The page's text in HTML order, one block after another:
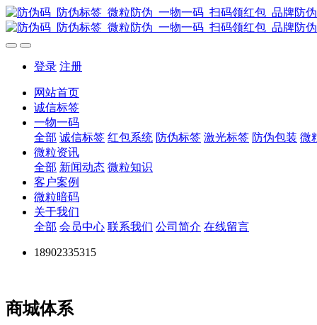
登录 注册
网站首页
诚信标签
一物一码
全部 诚信标签 红包系统 防伪标签 激光标签 防伪包装 微
微粒资讯
全部 新闻动态 微粒知识
客户案例
微粒暗码
关于我们
全部 会员中心 联系我们 公司简介 在线留言
18902335315
商城体系